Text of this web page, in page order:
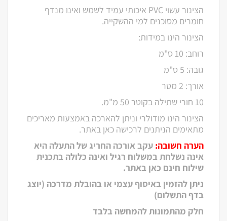
הצינור עשוי PVC איכותי עמיד לשמש ואינו מנדף
חומרים מסוכנים למי ההשקייה.
הצינור הינו במידות:
רוחב: 10 ס"מ
גובה: 5 ס"מ
אורך: 2 מטר
10 חורי שתילה בקוטר 50 מ"מ.
הצינור הינו מודולרי וניתן להארכה באמצעות מאריכים
מתאימים הניתנים לרכישה כאן באתר.
הערה חשובה: עקב אורכה החריג של התעלה היא
אינה נשלחת במשלוח רגיל ואינה כלולה בתכנית
שילוח חינם כאן באתר.
ניתן להזמין באיסוף עצמי או בהובלת מדרכה (יוצג
בדף התשלום)
חלק מהתמונות להמחשה בלבד